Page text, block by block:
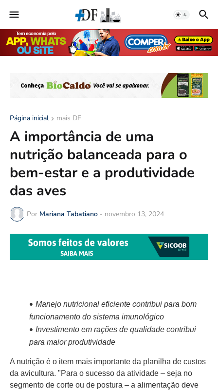
Página inicial mais DF
A importância de uma
nutrição balanceada para o
bem-estar e a produtividade
das aves
Por Mariana Tabatiano - novembro 13, 2024
Manejo nutricional eficiente contribui para bom
funcionamento do sistema imunológico
Investimento em rações de qualidade contribui
para maior produtividade
A nutrição é o item mais importante da planilha de custos
da avicultura. "Para o sucesso da atividade – seja no
segmento de corte ou de postura – a alimentação deve